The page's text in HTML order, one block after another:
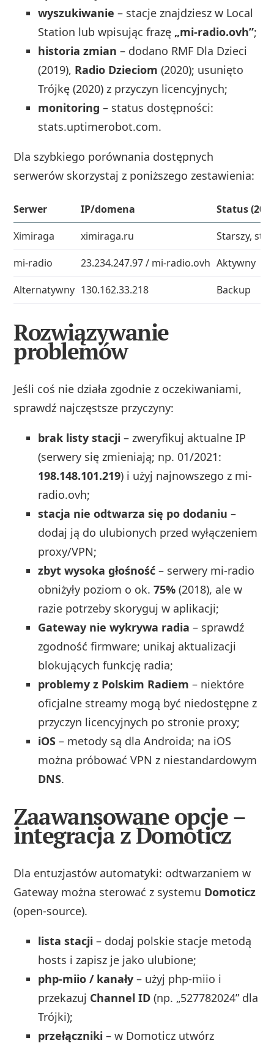
wyszukiwanie – stacje znajdziesz w Local
Station lub wpisując frazę „mi-radio.ovh”;
historia zmian – dodano RMF Dla Dzieci
(2019), Radio Dzieciom (2020); usunięto
Trójkę (2020) z przyczyn licencyjnych;
monitoring – status dostępności:
stats.uptimerobot.com.
Dla szybkiego porównania dostępnych
serwerów skorzystaj z poniższego zestawienia:
Serwer IP/domena
Status
Ximiraga
ximiraga.ru
Starszy,
mi-radio
23.234.247.97 / mi-radio.ovh Aktywny
Alternatywny 130.162.33.218 Backup
Rozwiązywanie
problemów
Jeśli coś nie działa zgodnie z oczekiwaniami,
sprawdź najczęstsze przyczyny:
brak listy stacji – zweryfikuj aktualne IP
(serwery się zmieniają; np. 01/2021:
198.148.101.219) i użyj najnowszego z mi-
radio.ovh;
stacja nie odtwarza się po dodaniu –
dodaj ją do ulubionych przed wyłączeniem
proxy/VPN;
zbyt wysoka głośność – serwery mi-radio
obniżyły poziom o ok.75% (2018), ale w
razie potrzeby skoryguj w aplikacji;
Gateway nie wykrywa radia – sprawdź
zgodność firmware; unikaj aktualizacji
blokujących funkcję radia;
problemy z Polskim Radiem – niektóre
oficjalne streamy mogą być niedostępne z
przyczyn licencyjnych po stronie proxy;
iOS – metody są dla Androida; na iOS
można próbować VPN z niestandardowym
DNS.
Zaawansowane opcje –
integracja z Domoticz
Dla entuzjastów automatyki: odtwarzaniem w
Gateway można sterować z systemu Domoticz
(open-source).
lista stacji – dodaj polskie stacje metodą
hosts i zapisz je jako ulubione;
php-miio / kanały – użyj php-miio i
przekazuj Channel ID (np. „527782024” dla
Trójki);
przełączniki – w Domoticz utwórz